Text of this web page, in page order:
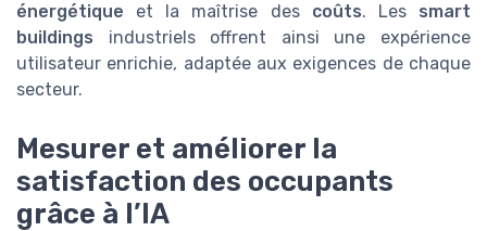
énergétique et la maîtrise des coûts. Les smart
buildings industriels offrent ainsi une expérience
utilisateur enrichie, adaptée aux exigences de chaque
secteur.
Mesurer et améliorer la
satisfaction des occupants
grâce à l’IA